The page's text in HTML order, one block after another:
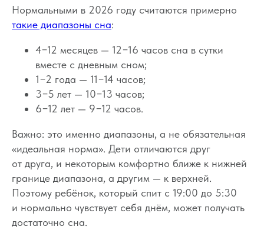
Нормальными в 2026 году считаются примерно
такие диапазоны сна:
4−12 месяцев — 12−16 часов сна в сутки
вместе с дневным сном;
1−2 года — 11−14 часов;
3−5 лет — 10−13 часов;
6−12 лет — 9−12 часов.
Важно: это именно диапазоны, а не обязательная
«идеальная норма». Дети отличаются друг
от друга, и некоторым комфортно ближе к нижней
границе диапазона, а другим — к верхней.
Поэтому ребёнок, который спит с 19:00 до 5:30
и нормально чувствует себя днём, может получать
достаточно сна.